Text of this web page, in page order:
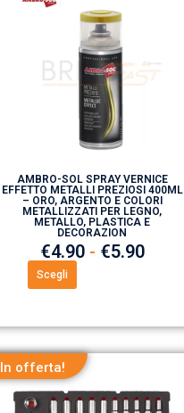
AMBRO-SOL SPRAY VERNICE
EFFETTO METALLI PREZIOSI 400ML
– ORO, ARGENTO E COLORI
METALLIZZATI PER LEGNO,
METALLO, PLASTICA E
DECORAZION
€4.90 - €5.90
Scegli
In offerta!